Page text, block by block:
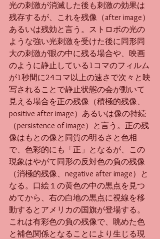
光の刺激が消滅した後も刺激の効果は
残存するが、これを残像（after image）
あるいは残効と言う。ストロボの光の
ような強い光刺激を受けた後に同形同
大の刺激が眼の中に残る場合や、映画
のように静止している1コマのフィルム
が1秒間に24コマ以上の速さで次々と映
写されることで静止状態の会が動いて
見える場合を正の残像（積極的残像、
positive after image）あるいは像の持続
（persistence of image）と言う。正の残
像はもとの像と同質の明るさと色相
で、色彩的にも「正」となるが、この
現象はやがて同形の反対色の負の残像
（消極的残像、negative after image）と
なる。口絵１の黄色の中の黒点を見つ
めてから、右の白地の黒点に視線を移
動するとアメリカの国旗が登場する。
これは有彩色の負の残像で、眺めた色
と補色関係となることにより生じる現